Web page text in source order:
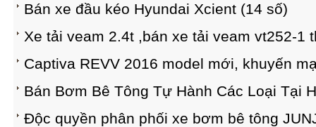
Bán xe đầu kéo Hyundai Xcient (14 số)
Xe tải veam 2.4t ,bán xe tải veam vt252-1
Captiva REVV 2016 model mới, khuyến
Bán Bơm Bê Tông Tự Hành Các Loại Tại
Độc quyền phân phối xe bơm bê tông